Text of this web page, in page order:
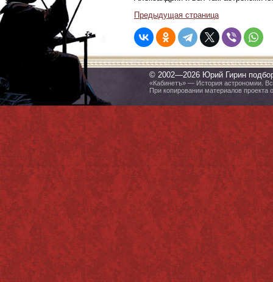
Предыдущая страница
© 2002—2026 Юрий Гирин
«Кабинетъ» — История астрономии.
При копировании материалов проекта